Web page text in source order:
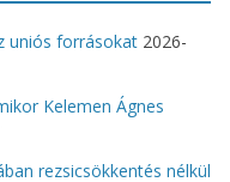
uniós forrásokat 2026-
Kelemen Ágnes
rezsicsökkentés nélkül